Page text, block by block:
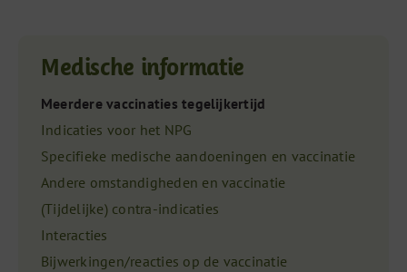
Medische informatie
Meerdere vaccinaties tegelijkertijd
Indicaties voor het NPG
Specifieke medische aandoeningen en vaccinatie
Andere omstandigheden en vaccinatie
(Tijdelijke) contra-indicaties
Interacties
Bijwerkingen/reacties op de vaccinatie